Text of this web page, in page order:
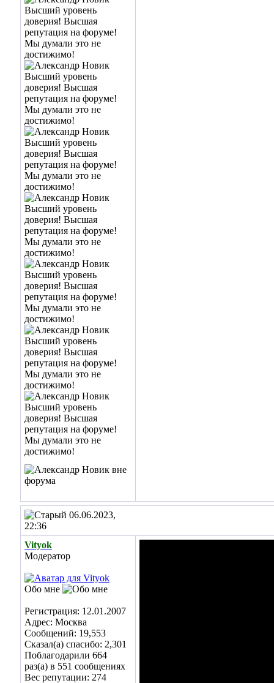
06.06.2023,
22:36
Vityok
Модератор
Обо мне
Регистрация: 12.01.2007
Адрес: Москва
Сообщений: 19,553
Сказал(а) спасибо: 2,301
Поблагодарили 664
раз(а) в 551 сообщениях
Вес репутации: 274